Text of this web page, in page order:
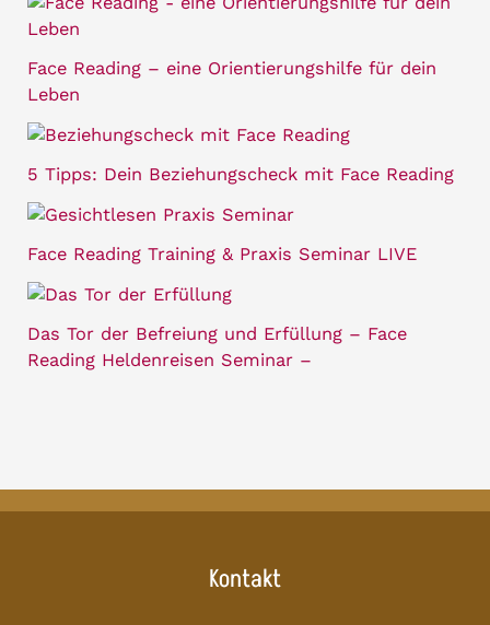
Face Reading – eine Orientierungshilfe für dein
Leben
5 Tipps: Dein Beziehungscheck mit Face Reading
Face Reading Training & Praxis Seminar LIVE
Das Tor der Befreiung und Erfüllung – Face
Reading Heldenreisen Seminar –
Kontakt